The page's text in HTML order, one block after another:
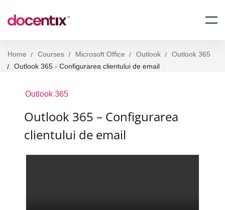
Home Courses Microsoft Office Outlook
Outlook 365
Outlook 365 - Configurarea clientului de email
Outlook 365
Outlook 365 – Configurarea
clientului de email